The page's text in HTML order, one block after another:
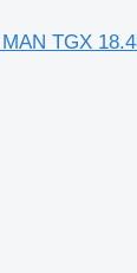
TGX